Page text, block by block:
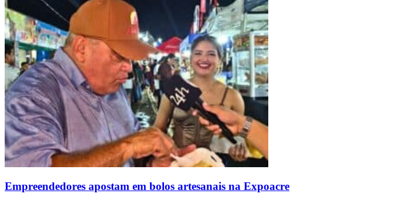
Empreendedores apostam em bolos artesanais na Expoacre